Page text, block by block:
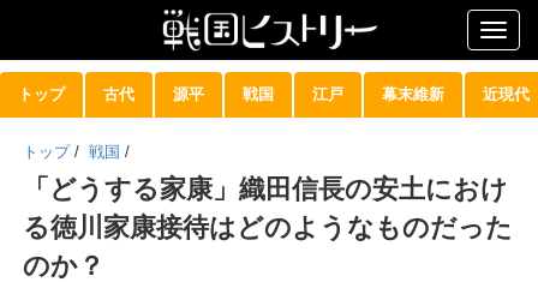
トップ 古代 源平 戦国 江戸 幕末維新 近現代
トップ / 戦国 /
「どうする家康」織田信長の安土におけ
る徳川家康接待はどのようなものだった
のか？